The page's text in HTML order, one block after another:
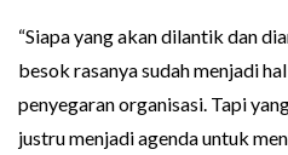
“Siapa yang akan dilantik dan
besok rasanya sudah menjadi
penyegaran organisasi. Tapi
justru menjadi agenda untuk